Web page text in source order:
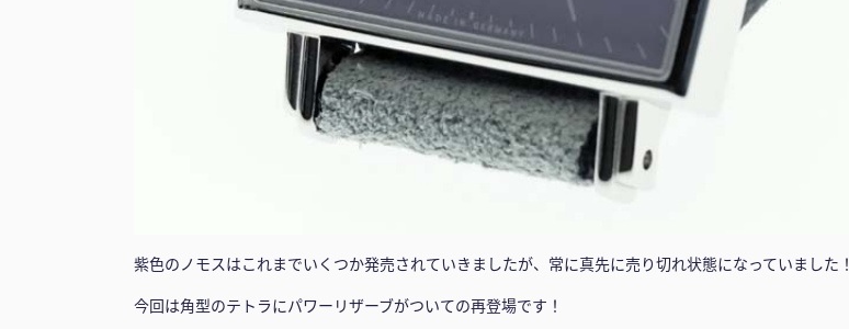
紫色のノモスはこれまでいくつか発売されていきましたが、常に真先に売り切れ状態になっていました！
今回は角型のテトラにパワーリザーブがついての再登場です！